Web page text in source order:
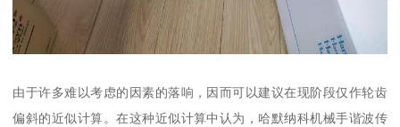
由于许多难以考虑的因素的落响，因而可以建议在现阶段仅作轮齿
偏斜的近似计算。在这种近似计算中认为，哈默纳科机械手谐波传